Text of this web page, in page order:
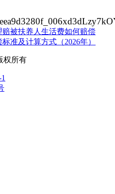
赔被扶养人生活费如何赔偿
准及计算方式（2026年）
权所有